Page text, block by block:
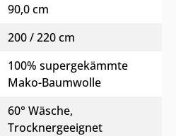
90,0 cm
200 / 220 cm
100% supergekämmte
Mako-Baumwolle
60° Wäsche,
Trocknergeeignet